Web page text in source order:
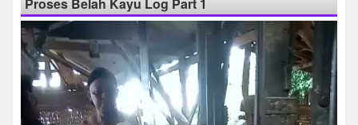
Proses Belah Kayu Log Part 1
Pemutar
Video